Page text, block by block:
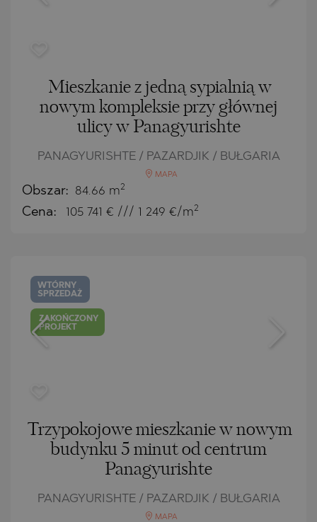
Mieszkanie z jedną sypialnią w
nowym kompleksie przy głównej
ulicy w Panagyurishte
PANAGYURISHTE / PAZARDJIK / BUŁGARIA
MAPA
Obszar: 84.66 m2
Cena: 105 741 € /// 1 249 €/m2
WTÓRNY
SPRZEDAŻ
ZAKOŃCZONY
PROJEKT
Trzypokojowe mieszkanie w nowym
budynku 5 minut od centrum
Panagyurishte
PANAGYURISHTE / PAZARDJIK / BUŁGARIA
MAPA